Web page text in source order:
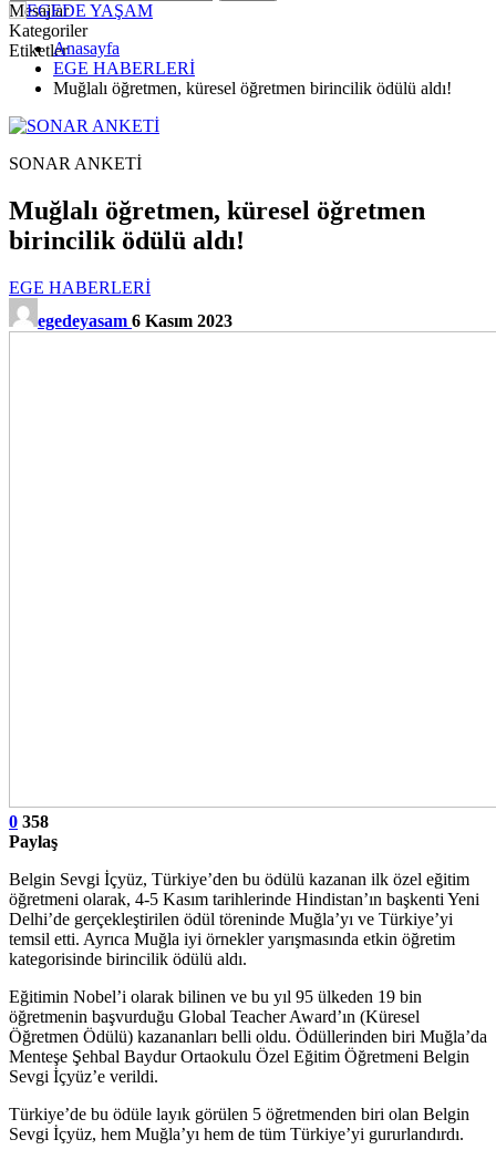
Mesajlar
Kategoriler
EtiketlerAnasayfa
EGE HABERLERİ
Muğlalı öğretmen, küresel öğretmen birincilik ödülü aldı!
SONAR ANKETİ
Muğlalı öğretmen, küresel öğretmen
birincilik ödülü aldı!
EGE HABERLERİ
egedeyasam 6 Kasım 2023
0 358
Paylaş
Belgin Sevgi İçyüz, Türkiye’den bu ödülü kazanan ilk özel eğitim
öğretmeni olarak, 4-5 Kasım tarihlerinde Hindistan’ın başkenti Yeni
Delhi’de gerçekleştirilen ödül töreninde Muğla’yı ve Türkiye’yi
temsil etti. Ayrıca Muğla iyi örnekler yarışmasında etkin öğretim
kategorisinde birincilik ödülü aldı.
Eğitimin Nobel’i olarak bilinen ve bu yıl 95 ülkeden 19 bin
öğretmenin başvurduğu Global Teacher Award’ın (Küresel
Öğretmen Ödülü) kazananları belli oldu. Ödüllerinden biri Muğla’da
Menteşe Şehbal Baydur Ortaokulu Özel Eğitim Öğretmeni Belgin
Sevgi İçyüz’e verildi.
Türkiye’de bu ödüle layık görülen 5 öğretmenden biri olan Belgin
Sevgi İçyüz, hem Muğla’yı hem de tüm Türkiye’yi gururlandırdı.